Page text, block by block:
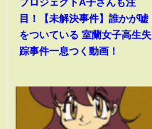
プロジェクトA子さんも注
目！【未解決事件】誰かが嘘
をついている 室蘭女子高生失
踪事件一息つく動画！